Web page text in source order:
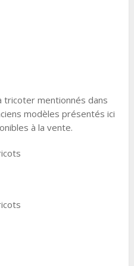
tricoter mentionnés dans
modèles présentés ici
à la vente.